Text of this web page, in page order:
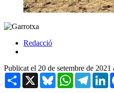
Redacció
Publicat el 20 de setembre de 2021
Share X BlueskyWhatsApp